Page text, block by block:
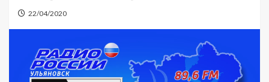
22/04/2020